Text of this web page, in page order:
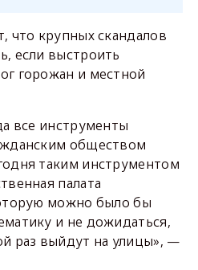
что крупных скандалов
если выстроить
горожан и местной
все инструменты
обществом
таким инструментом
палата
можно было бы
и не дожидаться,
раз выйдут на улицы», —